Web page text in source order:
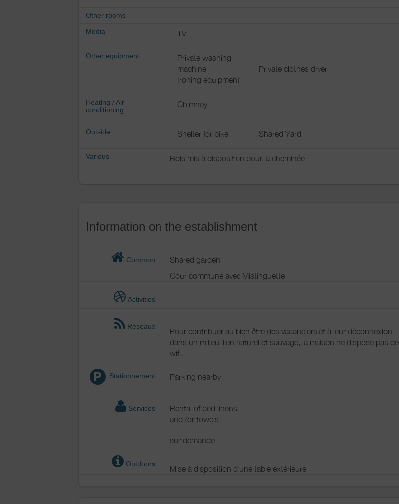
Other rooms
Media
TV
Other equipment
Private washing
machine
Private clothes dryer
Ironing equipment
Heating / Air
conditioning
Chimney
Outside Shelter for bike Shared Yard
Various Bois mis à disposition pour la cheminée
Information on the establishment
Common
Shared garden
Cour commune avec Mistinguette
Activities
Réseaux
Pour contribuer au bien être des vacanciers et à leur déconnexion
dans un milieu ilien naturel et sauvage, la maison ne dispose pas de
wifi.
P Stationnement Parking nearby
Services
Rental of bed linens
and /or towels
sur demande
Outdoors
Mise à disposition d'une table extérieure